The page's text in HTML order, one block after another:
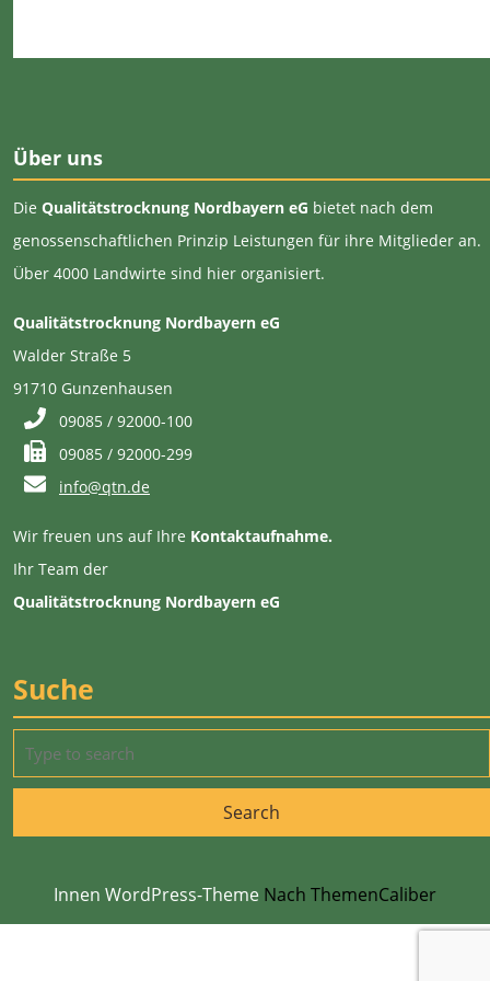
Über uns
Die Qualitätstrocknung Nordbayern eG bietet nach dem
genossenschaftlichen Prinzip Leistungen für ihre Mitglieder an.
Über 4000 Landwirte sind hier organisiert.
Qualitätstrocknung Nordbayern eG
Walder Straße 5
91710 Gunzenhausen
09085 / 92000-100
09085 / 92000-299
info@qtn.de
Wir freuen uns auf Ihre Kontaktaufnahme.
Ihr Team der
Qualitätstrocknung Nordbayern eG
Suche
for:
Innen WordPress-Theme Nach ThemenCaliber